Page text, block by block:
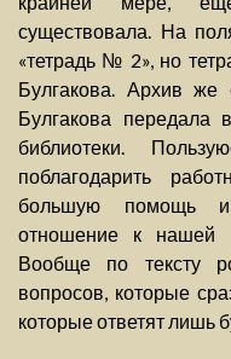
существовала. На
«тетрадь № 2», но
Булгакова. Архив
Булгакова передала
библиотеки.
поблагодарить
большую помощь и
отношение к нашей
Вообще по тексту
вопросов, которые
которые ответят лишь